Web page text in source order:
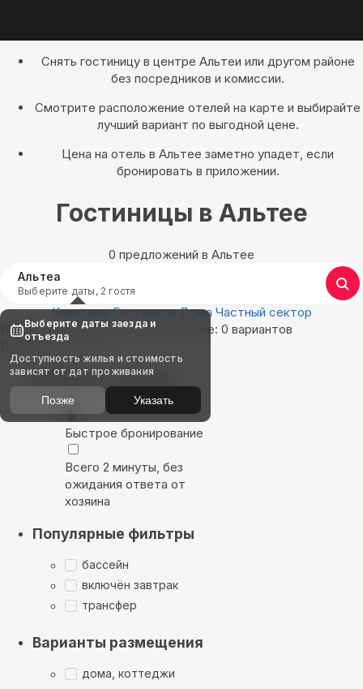
Снять гостиницу в центре Альтеи или другом районе
без посредников и комиссии.
Смотрите расположение отелей на карте и выбирайте
лучший вариант по выгодной цене.
Цена на отель в Альтее заметно упадет, если
бронировать в приложении.
Гостиницы в Альтее
0 предложений в Альтее
Альтеа
Выберите даты, 2 гостя
Квартиры Гостиницы Дома Частный сектор
Найдём, где остановиться в Альтее: 0 вариантов
Показать на карте
Выбирайте лучшее
Быстрое бронирование
Всего 2 минуты, без
ожидания ответа от
хозяина
Популярные фильтры
бассейн
включён завтрак
трансфер
Варианты размещения
дома, коттеджи
Выберите даты заезда и
отъезда
Доступность жилья и стоимость
зависят от дат проживания
Позже Указать